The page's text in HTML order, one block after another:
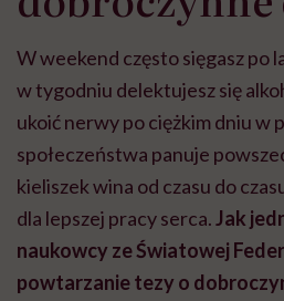
W weekend często sięgasz po
w tygodniu delektujesz się
ukoić nerwy po ciężkim dniu w
społeczeństwa panuje
kieliszek wina od czasu do
dla lepszej pracy serca.Jak
naukowcy ze Światowej
powtarzanie tezy o